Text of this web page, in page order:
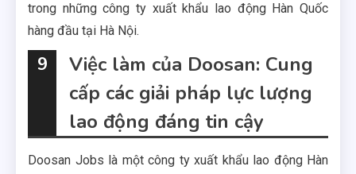
trong những công ty xuất khẩu lao động Hàn Quốc
hàng đầu tại Hà Nội.
9
Việc làm của Doosan: Cung
cấp các giải pháp lực lượng
lao động đáng tin cậy
Doosan Jobs là một công ty xuất khẩu lao động Hàn